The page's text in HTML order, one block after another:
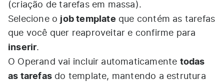
(criação de tarefas em massa).​
Selecione o job template que contém as tarefas
que você quer reaproveitar e confirme para
inserir.​
O Operand vai incluir automaticamente todas
as tarefas do template, mantendo a estrutura